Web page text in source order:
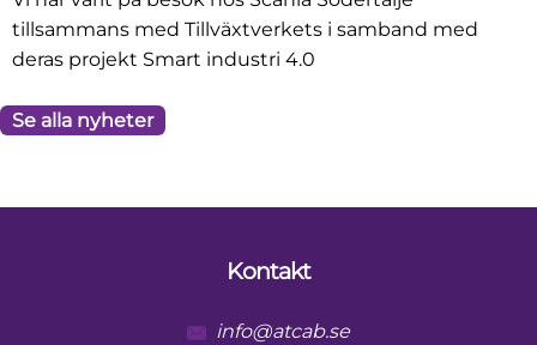
tillsammans med Tillväxtverkets i samband med
deras projekt Smart industri 4.0
Se alla nyheter
Footer
Kontakt
info@atcab.se